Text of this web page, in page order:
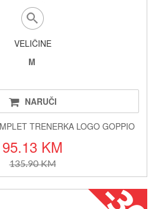
VELIČINE
M
NARUČI
TRENERKA LOGO GOPPIO
95.13 KM
135.90 KM